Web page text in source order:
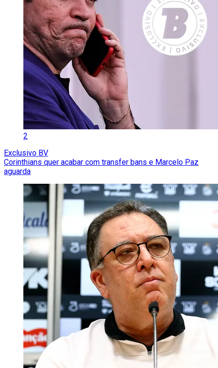
2
Exclusivo BV
Corinthians quer acabar com transfer bans e Marcelo Paz
aguarda